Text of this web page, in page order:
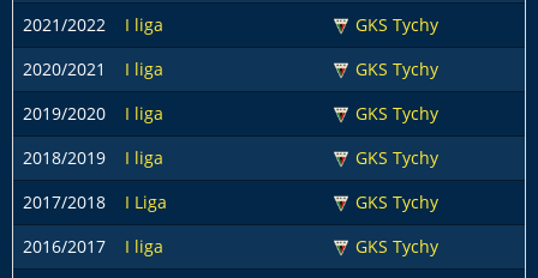
2021/2022
I liga
GKS Tychy
2020/2021
I liga
GKS Tychy
2019/2020
I liga
GKS Tychy
2018/2019
I liga
GKS Tychy
2017/2018
I Liga
GKS Tychy
2016/2017
I liga
GKS Tychy